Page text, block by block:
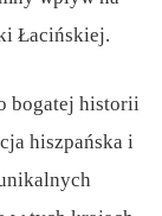
Łacińskiej.
bogatej historii
hiszpańska i